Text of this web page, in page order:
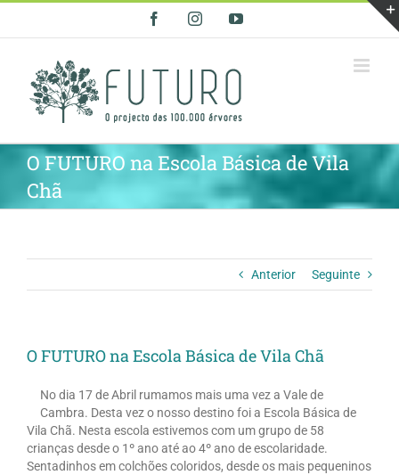
FacebookInstagramYouTube
O FUTURO na Escola Básica de Vila
Chã
Anterior Seguinte
O FUTURO na Escola Básica de Vila Chã
No dia 17 de Abril rumamos mais uma vez a Vale de
Cambra. Desta vez o nosso destino foi a Escola Básica de
Vila Chã. Nesta escola estivemos com um grupo de 58
crianças desde o 1º ano até ao 4º ano de escolaridade.
Sentadinhos em colchões coloridos, desde os mais pequeninos